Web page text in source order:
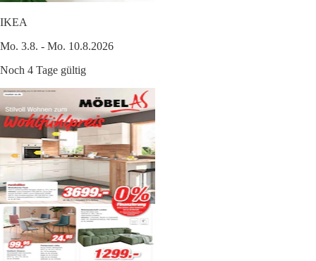
IKEA
Mo. 3.8. - Mo. 10.8.2026
Noch 4 Tage gültig